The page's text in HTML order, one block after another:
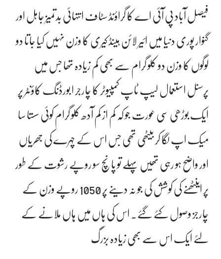
فیصل آباد پی آئی اے کا گراؤنڈ سٹاف انتہائی بدتمیز جاہل اور
گنوار پوری دنیا میں ائیر لائن ہینڈ کیری کا وزن نہیں کیا جاتا دو
لوگوں کا وزن دو کلو گرام سے بھی کم زیادہ تھا جس میں
پرسنل استعمال لیپ ٹاپ کمپیوٹر کا چارجر ا بورڈنگ کاؤنٹر پر
ایک بوڑھی سی عورت جو کہ کم از کم آدھ کلو گرام کوئی سستا سا
میک اپ لگا کر بیٹھی تھی جس اس کے چہرے کی جھریاں
اور واضح ہو رہی تھیں پہلے تو پانچ سو روپے رشوت کے طور
پر اینٹھنے کی کوشش کی جو نہ دینے پر 1050 روپے وزن کے
چارجز وصول کئے گئے۔ اس کی ہاں میں ہاں ملانے کے
لئے ایک اس سے بھی زیادہ بزرگ